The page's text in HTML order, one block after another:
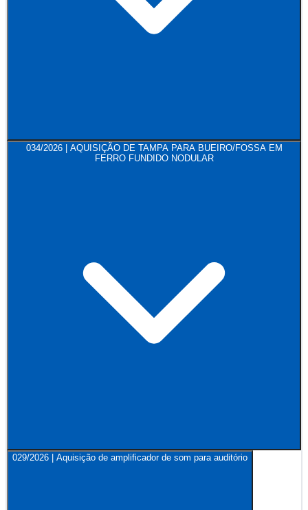
034/2026 | AQUISIÇÃO DE TAMPA PARA BUEIRO/FOSSA EM
FERRO FUNDIDO NODULAR
029/2026 | Aquisição de amplificador de som para auditório